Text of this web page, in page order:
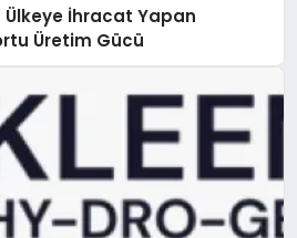
Ülkeye İhracat Yapan
Üretim Gücü